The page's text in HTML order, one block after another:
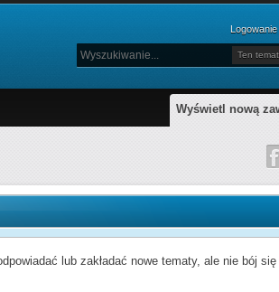
Logowanie
Ten temat
Wyświetl nową
lub zakładać nowe tematy, ale nie bój